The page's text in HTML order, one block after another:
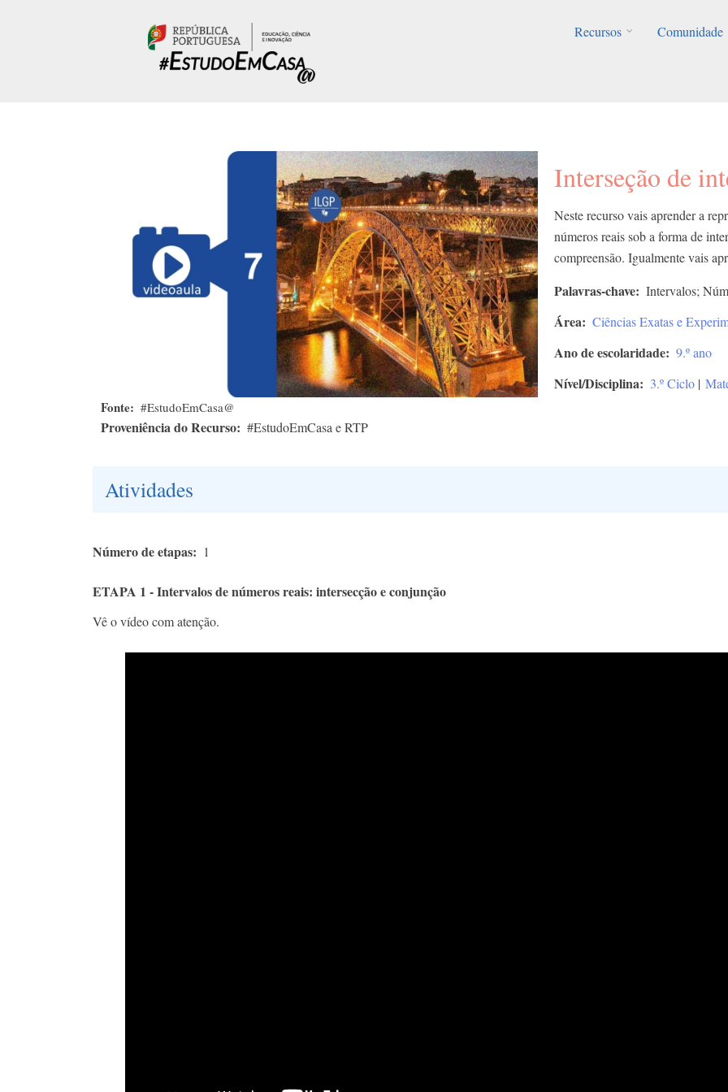
Recursos
Comunidade
Fonte #EstudoEmCasa@
Proveniência do Recurso #EstudoEmCasa e RTP
Interseção de
Neste recurso vais aprender a
números reais sob a forma de
compreensão. Igualmente vais
Palavras-chave Intervalos;
Área Ciências Exatas e
Ano de escolaridade 9.º ano
Nível/Disciplina 3.º Ciclo |
Atividades
Número de etapas 1
ETAPA 1 - Intervalos de números reais: intersecção e conjunção
Vê o vídeo com atenção.